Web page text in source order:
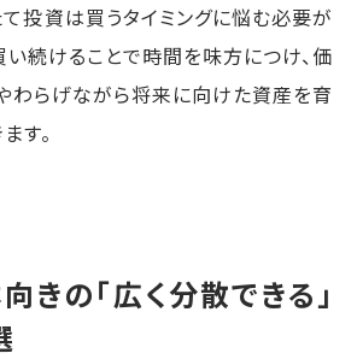
て投資は買うタイミングに悩む必要が
い続けることで時間を味方につけ、価
わらげながら将来に向けた資産を育
す。
きの「広く分散できる」